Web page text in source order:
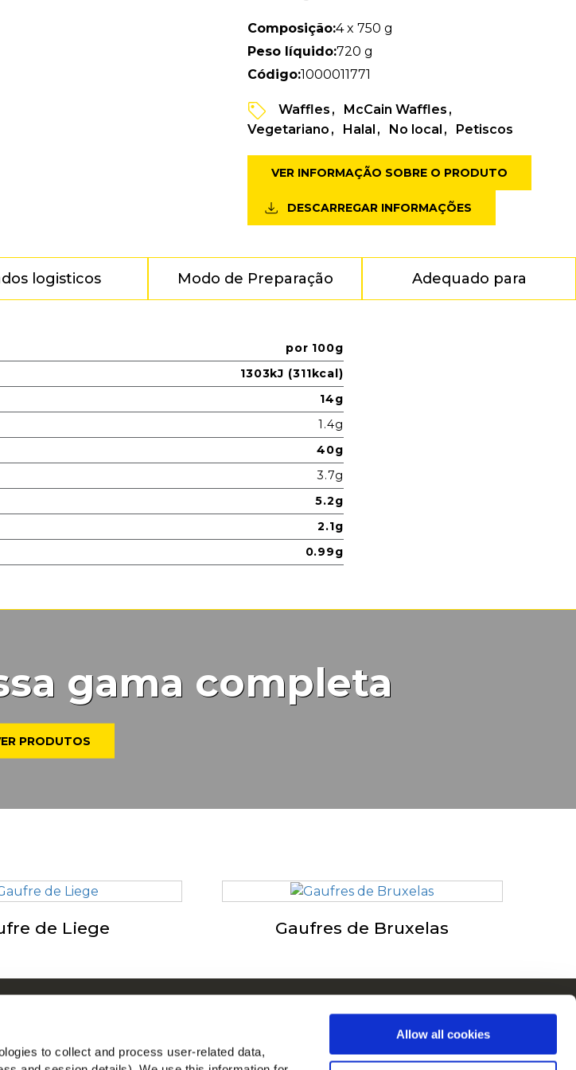
to collect and process user-related data,
Allow all cookies
Composição:4 x 750 g
Peso líquido:720 g
Código:1000011771
Waffles
McCain Waffles
Vegetariano
Halal No local Petiscos
VER INFORMAÇÃO SOBRE O PRODUTO
DESCARREGAR INFORMAÇÕES
logisticos Modo de Preparação Adequado para
por 100g
1303kJ (311kcal)
14g
1.4g
40g
3.7g
5.2g
2.1g
0.99g
gama completa
PRODUTOS
de Liege Gaufres de Bruxelas
McCain na Europa